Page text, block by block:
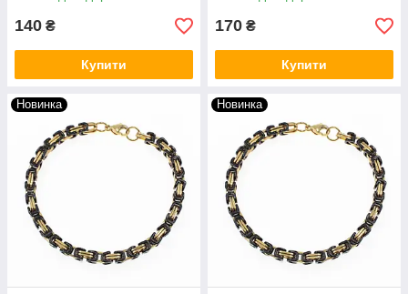
140 ₴
Купити
170 ₴
Купити
Новинка Новинка